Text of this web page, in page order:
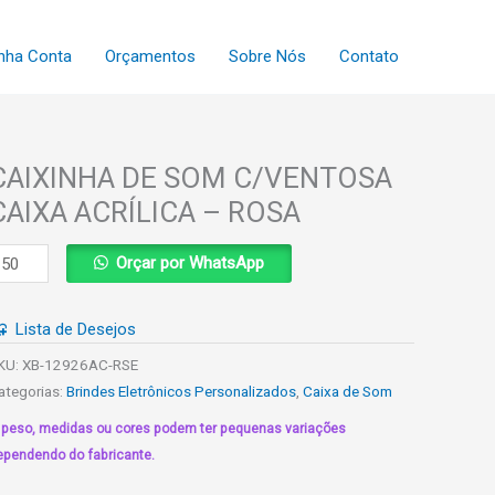
Conta Orçamentos Sobre Nós Contato
DE SOM C/VENTOSA
ACRÍLICA – ROSA
VENTOSA
Orçar por WhatsApp
Lista de Desejos
XB-12926AC-RSE
Brindes Eletrônicos Personalizados ,Caixa de Som
peso, medidas ou cores podem ter pequenas variações
do fabricante.